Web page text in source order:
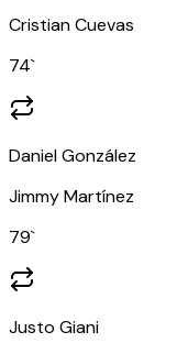
Cristian Cuevas
74`
Daniel González
Jimmy Martínez
79`
Justo Giani